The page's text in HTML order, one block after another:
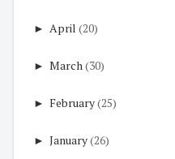
► April (20)
► March(30)
► February(25)
► January(26)